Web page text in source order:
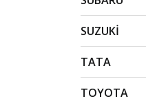
SUZUKİ
TATA
TOYOTA